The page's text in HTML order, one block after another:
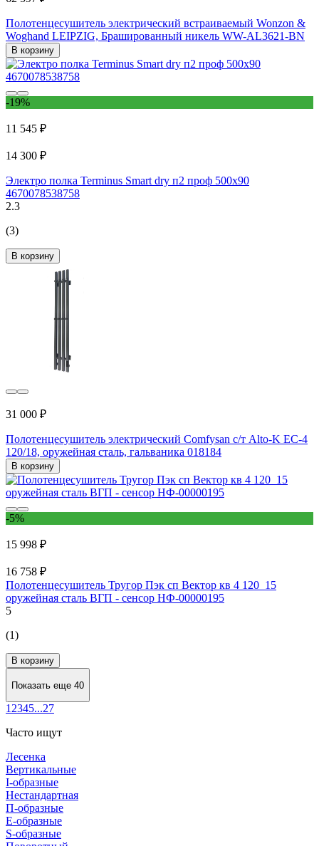
Полотенцесушитель электрический встраиваемый Wonzon &
Woghand LEIPZIG, Брашированный никель WW-AL3621-BN
В корзину
-19%
11 545 ₽
14 300 ₽
Электро полка Terminus Smart dry п2 проф 500x90
4670078538758
2.3
(3)
В корзину
31 000 ₽
Полотенцесушитель электрический Comfysan с/т Alto-K EC-4
120/18, оружейная сталь, гальваника 018184
В корзину
-5%
15 998 ₽
16 758 ₽
Полотенцесушитель Тругор Пэк сп Вектор кв 4 120_15
оружейная сталь ВГП - сенсор НФ-00000195
5
(1)
В корзину
Показать еще 40
1 2345...27
Часто ищут
Лесенка
Вертикальные
I-образные
Нестандартная
П-образные
Е-образные
S-образные